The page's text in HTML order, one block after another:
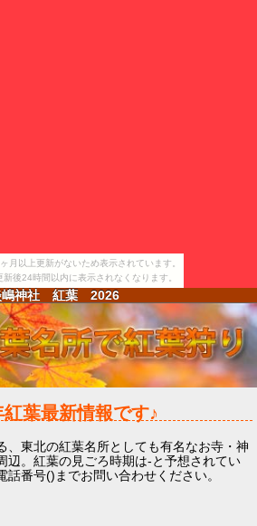
月以上更新がないため表示されています。
新後24時間以内に表示されなくなります。
嶋神社 紅葉 2026
紅葉最新情報です♪
、東北の紅葉名所としても有名なお寺・神
辺。紅葉の見ごろ時期は-と予想されてい
話番号()までお問い合わせください。